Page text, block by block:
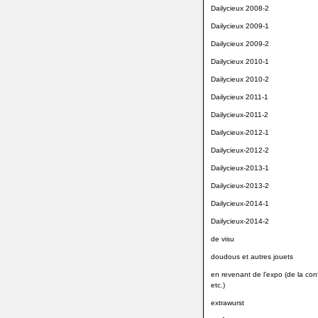
Dailycieux 2008-2
Dailycieux 2009-1
Dailycieux 2009-2
Dailycieux 2010-1
Dailycieux 2010-2
Dailycieux 2011-1
Dailycieux-2011-2
Dailycieux-2012-1
Dailycieux-2012-2
Dailycieux-2013-1
Dailycieux-2013-2
Dailycieux-2014-1
Dailycieux-2014-2
de visu
doudous et autres jouets
en revenant de l'expo (de la
etc.)
extrawurst